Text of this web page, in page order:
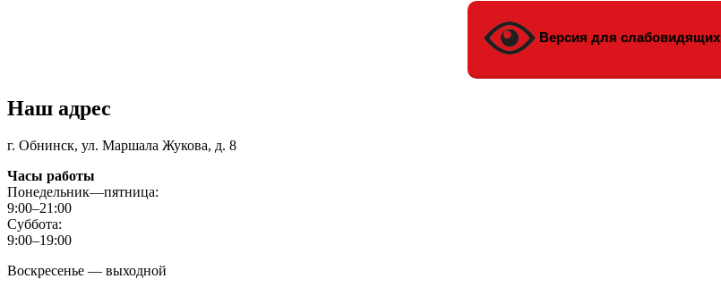
Версия для слабовидящих
Наш адрес
г. Обнинск, ул. Маршала Жукова, д. 8
Часы работы
Понедельник—пятница:
9:00–21:00
Суббота:
9:00–19:00
Воскресенье — выходной